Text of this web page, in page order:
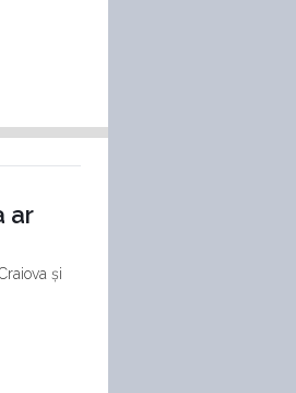
ar
și